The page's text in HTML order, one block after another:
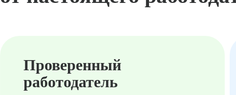
Проверенный
работодатель